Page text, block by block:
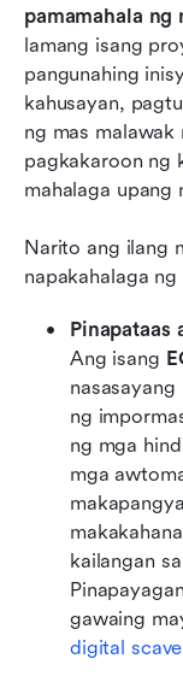
pamamahala ng
lamang isang
pangunahing
kahusayan,
ng mas
pagkakaroon ng
mahalaga
Narito ang ilang
napakahalaga
Pinapataas
Ang isang
ng
ng mga
mga
kailangan
digital